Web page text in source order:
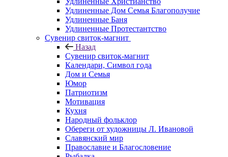
Удлиненные Дом Семья Благополучие
Удлиненные Баня
Удлиненные Протестантство
Сувенир свиток-магнит
Назад
Сувенир свиток-магнит
Календари, Символ года
Дом и Семья
Юмор
Патриотизм
Мотивация
Кухня
Народный фольклор
Обереги от художницы Л. Ивановой
Славянский мир
Православие и Благословение